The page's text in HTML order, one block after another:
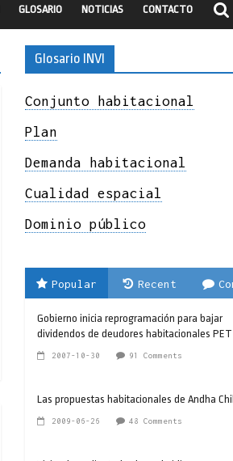
GLOSARIO NOTICIAS CONTACTO
Glosario INVI
Conjunto habitacional
Plan
Demanda habitacional
Cualidad espacial
Dominio público
Popular Recent
Gobierno inicia reprogramación para bajar
dividendos de deudores habitacionales PET
2007-10-30 91 Comments
Las propuestas habitacionales de Andha
2009-06-26 48 Comments